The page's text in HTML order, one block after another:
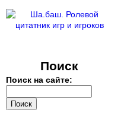
Поиск
Поиск на сайте: